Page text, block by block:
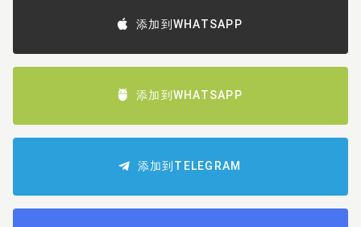
添加到WHATSAPP
添加到WHATSAPP
添加到TELEGRAM